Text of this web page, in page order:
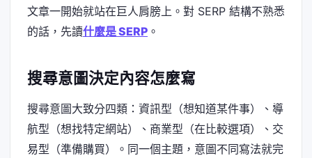
文章一開始就站在巨人肩膀上。對 SERP 結構不熟悉
的話，先讀什麼是 SERP 。
搜尋意圖決定內容怎麼寫
搜尋意圖大致分四類：資訊型（想知道某件事）、導
航型（想找特定網站）、商業型（在比較選項）、交
易型（準備購買）。同一個主題，意圖不同寫法就完